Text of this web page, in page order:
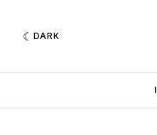
DARK